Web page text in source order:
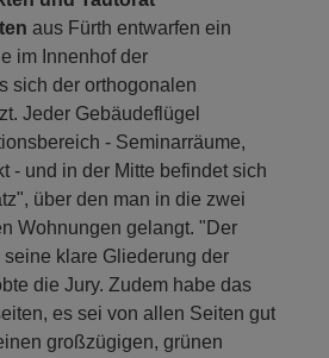
aus Fürth entwarfen ein
im Innenhof der
sich der orthogonalen
Jeder Gebäudeflügel
- Seminarräume,
- und in der Mitte befindet sich
über den man in die zwei
Wohnungen gelangt. "Der
seine klare Gliederung der
die Jury. Zudem habe das
es sei von allen Seiten gut
großzügigen, grünen